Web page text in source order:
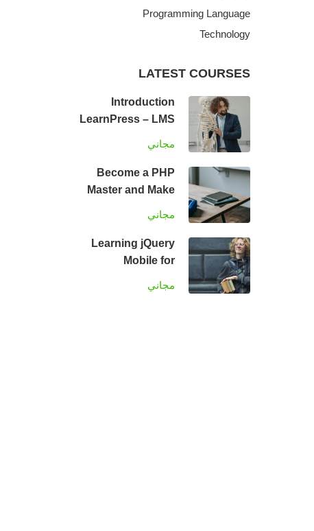
Programming Language
Technology
LATEST COURSES
Introduction
LearnPress – LMS
مجاني
Become a PHP
Master and Make
مجاني
Learning jQuery
Mobile for
مجاني